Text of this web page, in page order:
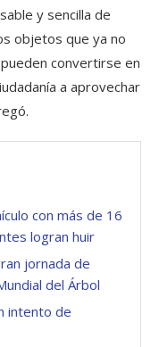
y sencilla de
objetos que ya no
convertirse en
a aprovechar
con más de 16
logran huir
jornada de
del Árbol
intento de